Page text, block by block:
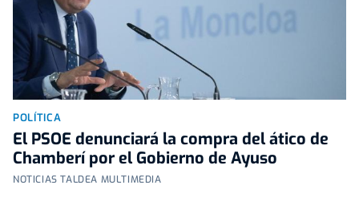
POLÍTICA
El PSOE denunciará la compra del ático de
Chamberí por el Gobierno de Ayuso
NOTICIAS TALDEA MULTIMEDIA